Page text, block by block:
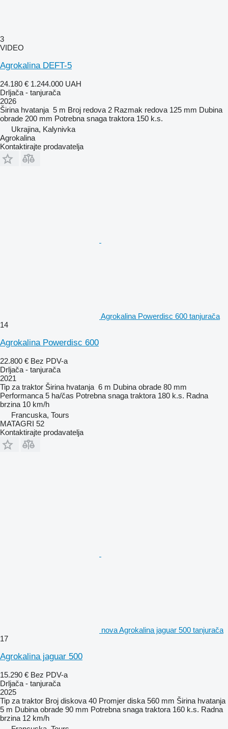
3
VIDEO
Agrokalina DEFT-5
24.180 € 1.244.000 UAH
Drljača - tanjurača
2026
Širina hvatanja 5 m Broj redova 2 Razmak redova 125 mm Dubina
obrade 200 mm Potrebna snaga traktora 150 k.s.
Ukrajina, Kalynivka
Agrokalina
Kontaktirajte prodavatelja
Agrokalina Powerdisc 600 tanjurača
14
Agrokalina Powerdisc 600
22.800 € Bez PDV-a
Drljača - tanjurača
2021
Tip za traktor Širina hvatanja 6 m Dubina obrade 80 mm
Performanca 5 ha/čas Potrebna snaga traktora 180 k.s. Radna
brzina 10 km/h
Francuska, Tours
MATAGRI 52
Kontaktirajte prodavatelja
nova Agrokalina jaguar 500 tanjurača
17
Agrokalina jaguar 500
15.290 € Bez PDV-a
Drljača - tanjurača
2025
Tip za traktor Broj diskova 40 Promjer diska 560 mm Širina hvatanja
5 m Dubina obrade 90 mm Potrebna snaga traktora 160 k.s. Radna
brzina 12 km/h